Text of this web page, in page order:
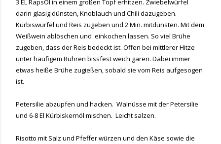
3 EL RapsÖl in einem großen Topf erhitzen. Zwiebelwürfel
darin glasig dünsten, Knoblauch und Chili dazugeben.
Kürbiswürfel und Reis zugeben und 2 Min. mitdünsten. Mit dem
Weißwein ablöschen und einkochen lassen. So viel Brühe
zugeben, dass der Reis bedeckt ist. Offen bei mittlerer Hitze
unter häufigem Rühren bissfest weich garen. Dabei immer
etwas heiße Brühe zugießen, sobald sie vom Reis aufgesogen
ist.
Petersilie abzupfen und hacken. Walnüsse mit der Petersilie
und 6-8 El Kürbiskernöl mischen. Leicht salzen.
Risotto mit Salz und Pfeffer würzen und den Käse sowie die